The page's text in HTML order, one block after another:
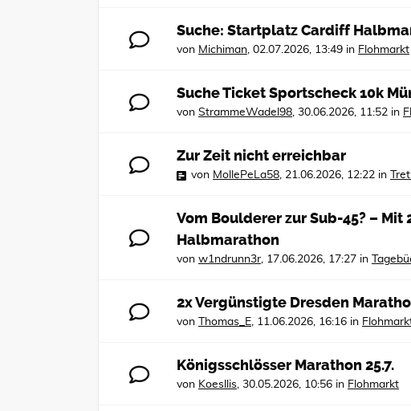
Suche: Startplatz Cardiff
von Michiman, 02.07.2026, 13:49 in Flohmarkt
Suche Ticket Sportscheck 10k
von StrammeWadel98, 30.06.2026, 11:52 in
Zur Zeit nicht erreichbar
von MollePeLa58, 21.06.2026, 12:22 in
Vom Boulderer zur Sub-45? –
Halbmarathon
von w1ndrunn3r, 17.06.2026, 17:27 in
2x Vergünstigte Dresden
von Thomas_E, 11.06.2026, 16:16 in
Königsschlösser Marathon 25.7.
von Koesllis, 30.05.2026, 10:56 in Flohmarkt